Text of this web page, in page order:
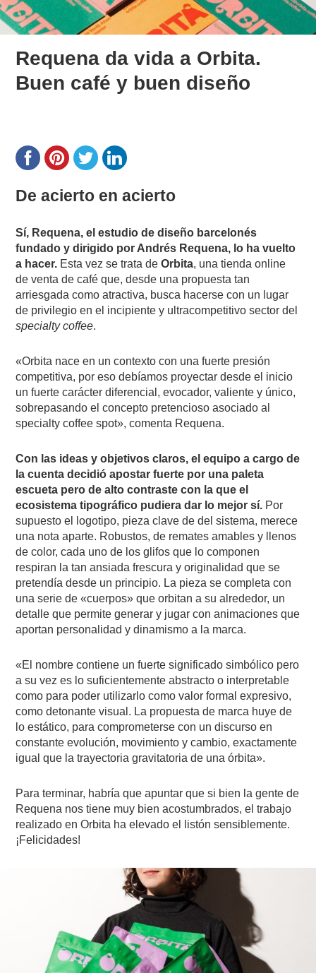
Requena da vida a Orbita.
Buen café y buen diseño
De acierto en acierto
Sí, Requena, el estudio de diseño barcelonés
fundado y dirigido por Andrés Requena, lo ha vuelto
a hacer. Esta vez se trata deOrbita, una tienda online
de venta de café que, desde una propuesta tan
arriesgada como atractiva, busca hacerse con un lugar
de privilegio en el incipiente y ultracompetitivo sector del
specialty coffee.
«Orbita nace en un contexto con una fuerte presión
competitiva, por eso debíamos proyectar desde el inicio
un fuerte carácter diferencial, evocador, valiente y único,
sobrepasando el concepto pretencioso asociado al
specialty coffee spot», comenta Requena.
Con las ideas y objetivos claros, el equipo a cargo de
la cuenta decidió apostar fuerte por una paleta
escueta pero de alto contraste con la que el
ecosistema tipográfico pudiera dar lo mejor sí. Por
supuesto el logotipo, pieza clave de del sistema, merece
una nota aparte. Robustos, de remates amables y llenos
de color, cada uno de los glifos que lo componen
respiran la tan ansiada frescura y originalidad que se
pretendía desde un principio. La pieza se completa con
una serie de «cuerpos» que orbitan a su alrededor, un
detalle que permite generar y jugar con animaciones que
aportan personalidad y dinamismo a la marca.
«El nombre contiene un fuerte significado simbólico pero
a su vez es lo suficientemente abstracto o interpretable
como para poder utilizarlo como valor formal expresivo,
como detonante visual. La propuesta de marca huye de
lo estático, para comprometerse con un discurso en
constante evolución, movimiento y cambio, exactamente
igual que la trayectoria gravitatoria de una órbita».
Para terminar, habría que apuntar que si bien la gente de
Requena nos tiene muy bien acostumbrados, el trabajo
realizado en Orbita ha elevado el listón sensiblemente.
¡Felicidades!